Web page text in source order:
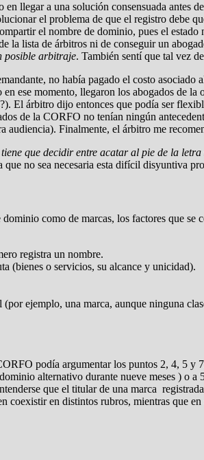
llegar a una solución consensuada antes
el problema de que el registro debe
el nombre de dominio, pues el
lista de árbitros ni de conseguir un
posible arbitraje. También sentí que tal vez
no había pagado el costo
ese momento, llegaron los abogados de
El árbitro dijo entonces que podía ser
de la CORFO no tenían ningún
Finalmente, el árbitro me
que decidir entre acatar al pie de la
no sea necesaria esta difícil disyuntiva
como de marcas, los factores que
registra un nombre.
(bienes o servicios, su alcance y unicidad).
ejemplo, una marca, aunque ninguna
podía argumentar los puntos 2, 4, 5 y
alternativo durante nueve meses ) o
que el titular de una marca
coexistir en distintos rubros, mientras